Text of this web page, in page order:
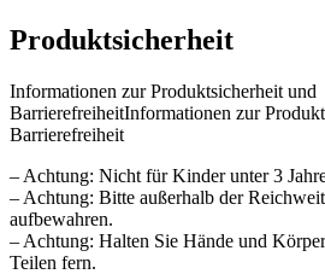
Produktsicherheit
Informationen zur Produktsicherheit und
BarrierefreiheitInformationen zur
Barrierefreiheit
– Achtung: Nicht für Kinder unter 3
– Achtung: Bitte außerhalb der
aufbewahren.
– Achtung: Halten Sie Hände und
Teilen fern.